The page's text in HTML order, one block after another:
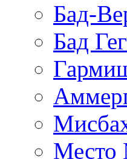
Бад-
Бад
Место